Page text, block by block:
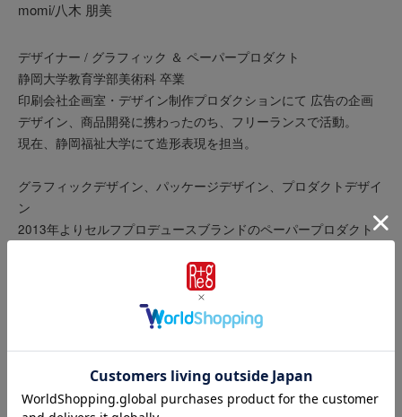
momi/八木 朋美
デザイナー / グラフィック ＆ ペーパープロダクト
静岡大学教育学部美術科 卒業
印刷会社企画室・デザイン制作プロダクションにて 広告の企画
デザイン、商品開発に携わったのち、フリーランスで活動。
現在、静岡福祉大学にて造形表現を担当。
グラフィックデザイン、パッケージデザイン、プロダクトデザイ
ン
2013年よりセルフプロデュースブランドのペーパープロダクト